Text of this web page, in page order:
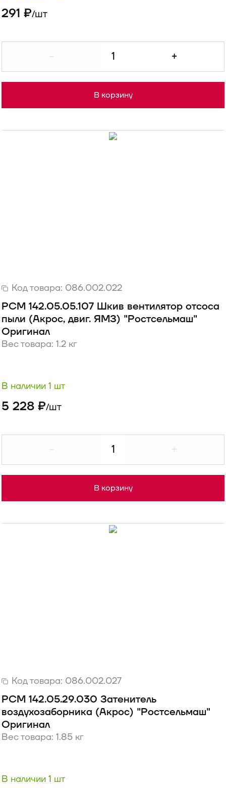
291 ₽/шт
+
В корзину
Код товара: 086.002.022
РСМ 142.05.05.107 Шкив вентилятор отсоса
пыли (Акрос, двиг. ЯМЗ) "Ростсельмаш"
Оригинал
Вес товара: 1.2 кг
В наличии 1 шт
5 228 ₽/шт
В корзину
Код товара: 086.002.027
РСМ 142.05.29.030 Затенитель
воздухозаборника (Акрос) "Ростсельмаш"
Оригинал
Вес товара: 1.85 кг
В наличии 1 шт